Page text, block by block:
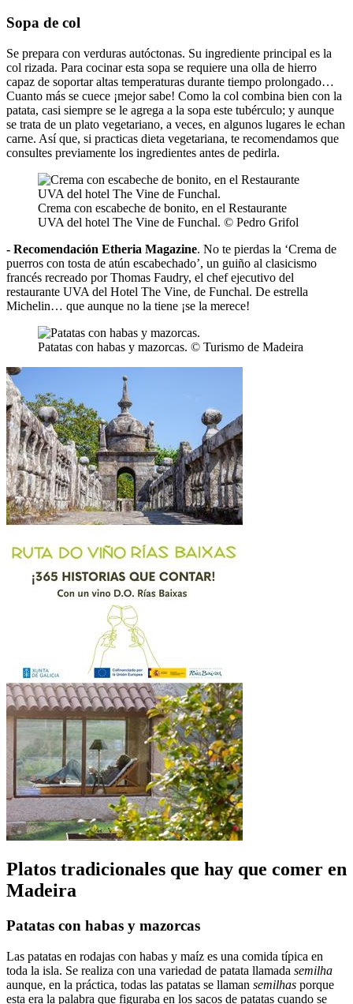
Sopa de col
Se prepara con verduras autóctonas. Su ingrediente principal es la
col rizada. Para cocinar esta sopa se requiere una olla de hierro
capaz de soportar altas temperaturas durante tiempo prolongado…
Cuanto más se cuece ¡mejor sabe! Como la col combina bien con la
patata, casi siempre se le agrega a la sopa este tubérculo; y aunque
se trata de un plato vegetariano, a veces, en algunos lugares le echan
carne. Así que, si practicas dieta vegetariana, te recomendamos que
consultes previamente los ingredientes antes de pedirla.
Crema con escabeche de bonito, en el Restaurante
UVA del hotel The Vine de Funchal. © Pedro Grifol
- Recomendación Etheria Magazine. No te pierdas la ‘Crema de
puerros con tosta de atún escabechado’, un guiño al clasicismo
francés recreado por Thomas Faudry, el chef ejecutivo del
restaurante UVA del Hotel The Vine, de Funchal. De estrella
Michelin… que aunque no la tiene ¡se la merece!
Patatas con habas y mazorcas. © Turismo de Madeira
Platos tradicionales que hay que comer en
Madeira
Patatas con habas y mazorcas
Las patatas en rodajas con habas y maíz es una comida típica en
toda la isla. Se realiza con una variedad de patata llamada semilha
aunque, en la práctica, todas las patatas se llaman semilhas porque
esta era la palabra que figuraba en los sacos de patatas cuando se